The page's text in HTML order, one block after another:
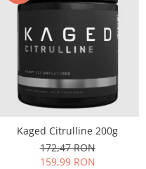
Kaged Citrulline 200g
172,47 RON
159,99 RON